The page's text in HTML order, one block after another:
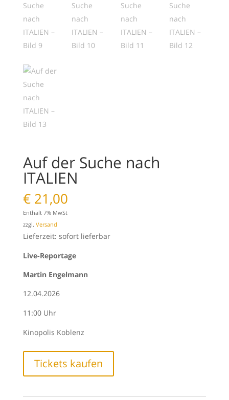
Auf der Suche nach
ITALIEN
€21,00
Enthält 7% MwSt
zzgl. Versand
Lieferzeit: sofort lieferbar
Live-Reportage
Martin Engelmann
12.04.2026
11:00 Uhr
Kinopolis Koblenz
Tickets kaufen